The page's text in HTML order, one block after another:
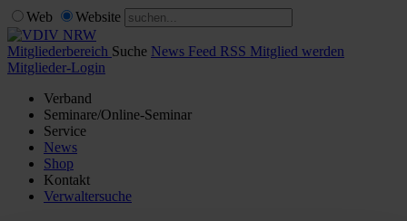
Web Website
Mitgliederbereich Suche News Feed RSS Mitglied werden
Mitglieder-Login
Verband
Seminare/Online-Seminar
Service
News
Shop
Kontakt
Verwaltersuche